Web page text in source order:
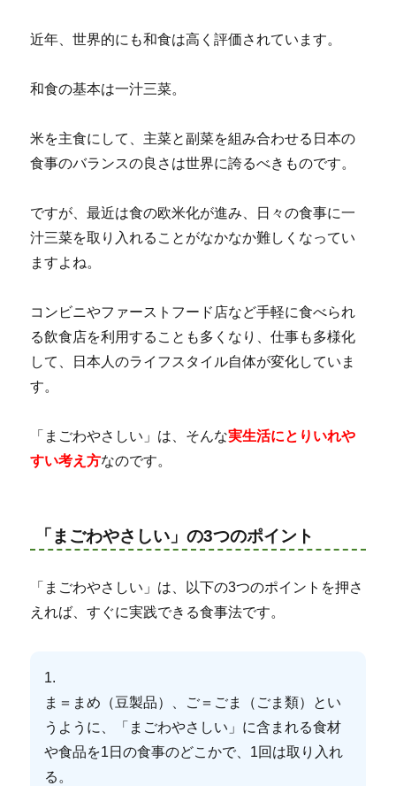
近年、世界的にも和食は高く評価されています。
和食の基本は一汁三菜。
米を主食にして、主菜と副菜を組み合わせる日本の
食事のバランスの良さは世界に誇るべきものです。
ですが、最近は食の欧米化が進み、日々の食事に一
汁三菜を取り入れることがなかなか難しくなってい
ますよね。
コンビニやファーストフード店など手軽に食べられ
る飲食店を利用することも多くなり、仕事も多様化
して、日本人のライフスタイル自体が変化していま
す。
「まごわやさしい」は、そんな実生活にとりいれや
すい考え方なのです。
「まごわやさしい」の3つのポイント
「まごわやさしい」は、以下の3つのポイントを押さ
えれば、すぐに実践できる食事法です。
1.
ま＝まめ（豆製品）、ご＝ごま（ごま類）とい
うように、「まごわやさしい」に含まれる食材
や食品を1日の食事のどこかで、1回は取り入れ
る。